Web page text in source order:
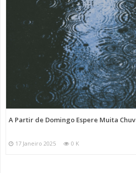
A Partir de Domingo Espere Muita
17 Janeiro 2025 0 K